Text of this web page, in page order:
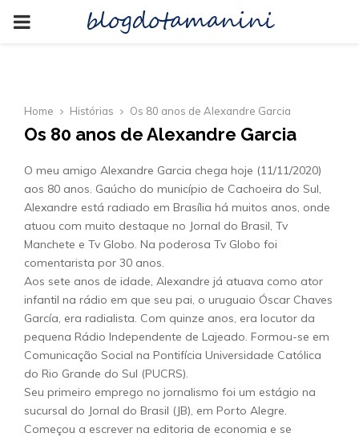
PRIMARYblogdotamanini
Home Histórias Os 80 anos de Alexandre Garcia
Os 80 anos de Alexandre Garcia
O meu amigo Alexandre Garcia chega hoje (11/11/2020)
aos 80 anos. Gaúcho do município de Cachoeira do Sul,
Alexandre está radiado em Brasília há muitos anos, onde
atuou com muito destaque no Jornal do Brasil, Tv
Manchete e Tv Globo. Na poderosa Tv Globo foi
comentarista por 30 anos.
Aos sete anos de idade, Alexandre já atuava como ator
infantil na rádio em que seu pai, o uruguaio Óscar Chaves
García, era radialista. Com quinze anos, era locutor da
pequena Rádio Independente de Lajeado. Formou-se em
Comunicação Social na Pontifícia Universidade Católica
do Rio Grande do Sul (PUCRS).
Seu primeiro emprego no jornalismo foi um estágio na
sucursal do Jornal do Brasil (JB), em Porto Alegre.
Começou a escrever na editoria de economia e se